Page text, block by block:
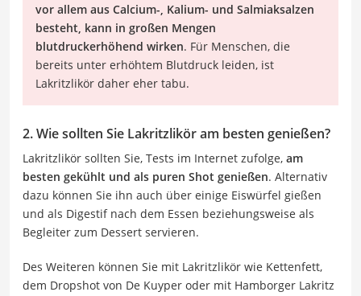
vor allem aus Calcium-, Kalium- und Salmiaksalzen
besteht, kann in großen Mengen
blutdruckerhöhend wirken. Für Menschen, die
bereits unter erhöhtem Blutdruck leiden, ist
Lakritzlikör daher eher tabu.
2. Wie sollten Sie Lakritzlikör am besten genießen?
Lakritzlikör sollten Sie, Tests im Internet zufolge, am
besten gekühlt und als puren Shot genießen. Alternativ
dazu können Sie ihn auch über einige Eiswürfel gießen
und als Digestif nach dem Essen beziehungsweise als
Begleiter zum Dessert servieren.
Des Weiteren können Sie mit Lakritzlikör wie Kettenfett,
dem Dropshot von De Kuyper oder mit Hamborger Lakritz